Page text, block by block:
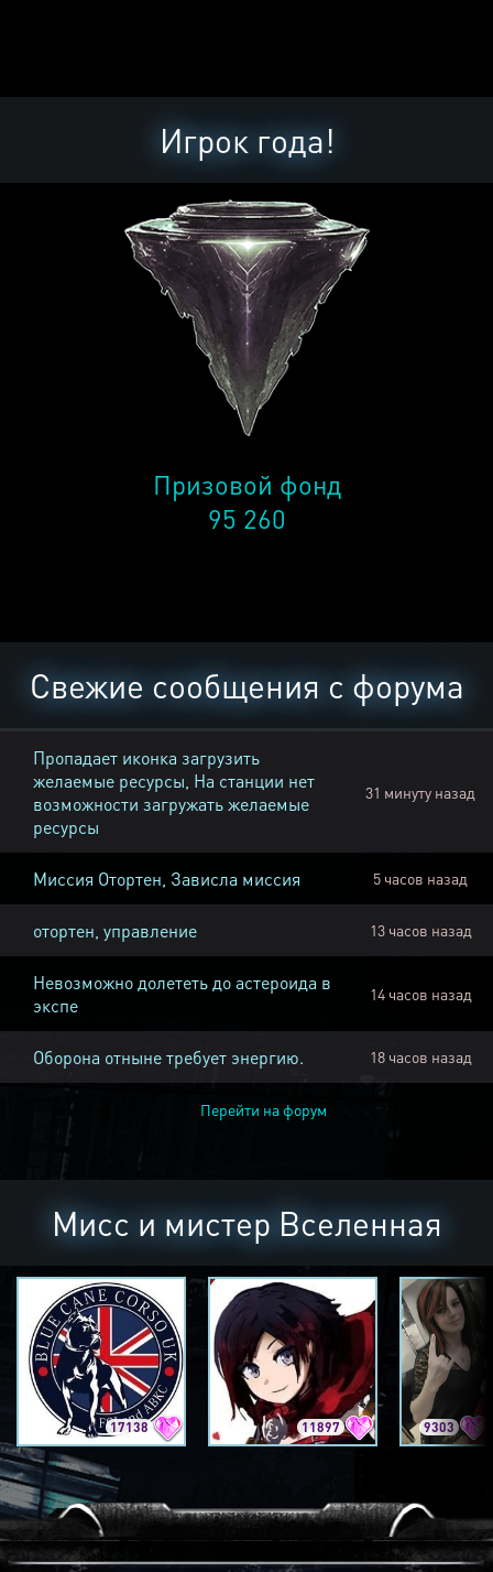
Игрок года!
Призовой фонд
95 260
Свежие сообщения с форума
Пропадает иконка загрузить
желаемые ресурсы, На станции нет
возможности загружать желаемые
ресурсы
31 минуту назад
Миссия Отортен, Зависла миссия 5 часов назад
отортен, управление 13 часов назад
Невозможно долететь до астероида в
экспе
14 часов назад
Оборона отныне требует энергию. 18 часов назад
Перейти на форум
Мисс и мистер Вселенная
17138 11897 9303